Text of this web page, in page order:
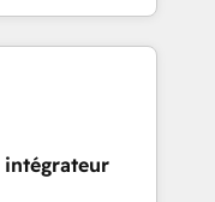
pour des
processus
équipes à
intégrateur